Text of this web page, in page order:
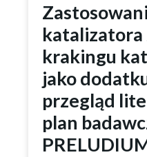
katalizatora
krakingu
jako
przegląd
plan